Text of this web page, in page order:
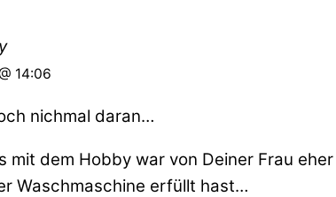
14:06
nichmal daran…
mit dem Hobby war von Deiner Frau
Waschmaschine erfüllt hast…